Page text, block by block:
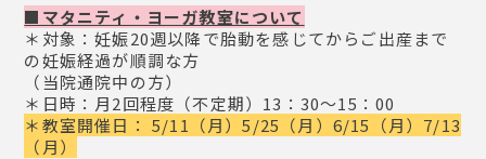
■マタニティ・ヨーガ教室について
＊対象：妊娠20週以降で胎動を感じてからご出産まで
の妊娠経過が順調な方
（当院通院中の方）
＊日時：月2回程度（不定期）13：30～15：00
＊教室開催日： 5/11（月）5/25（月）6/15（月）7/13
（月）